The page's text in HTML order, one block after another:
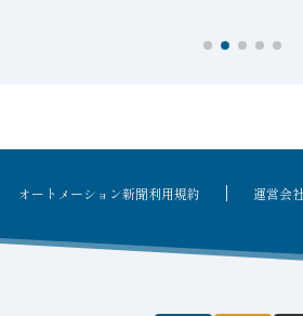
オートメーション新聞利用規約 運営会